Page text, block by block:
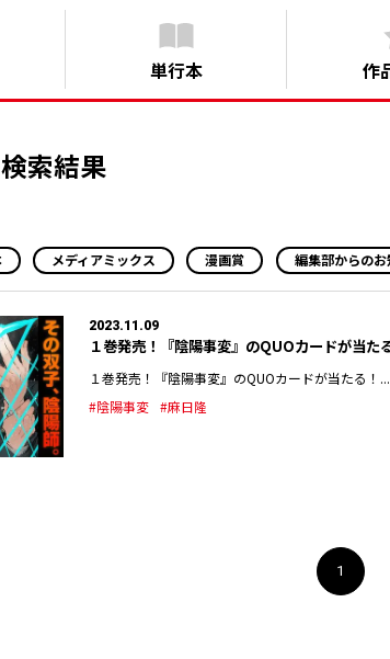
単行本 作
索結果
メディアミックス 漫画賞 編集部からのお
2023.11.09
１巻発売！『陰陽事変』のQUOカードが当た
１巻発売！『陰陽事変』のQUOカードが当たる！...
#陰陽事変
#麻日隆
1